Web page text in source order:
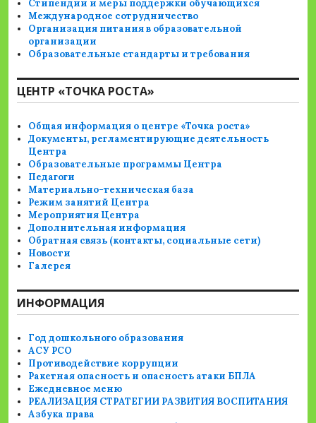
Стипендии и меры поддержки обучающихся
Международное сотрудничество
Организация питания в образовательной
организации
Образовательные стандарты и требования
ЦЕНТР «ТОЧКА РОСТА»
Общая информация о центре «Точка роста»
Документы, регламентирующие деятельность
Центра
Образовательные программы Центра
Педагоги
Материально-техническая база
Режим занятий Центра
Мероприятия Центра
Дополнительная информация
Обратная связь (контакты, социальные сети)
Новости
Галерея
ИНФОРМАЦИЯ
Год дошкольного образования
АСУ РСО
Противодействие коррупции
Ракетная опасность и опасность атаки БПЛА
Ежедневное меню
РЕАЛИЗАЦИЯ СТРАТЕГИИ РАЗВИТИЯ ВОСПИТАНИЯ
Азбука права